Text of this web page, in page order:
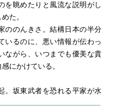
を眺めたりと風流な説明がし
た。
ののんきさ。結構日本の半分
いるのに、悪い情報が伝わっ
ながら、いつまでも優美な貴
にかけている。
。坂東武者を恐れる平家が水